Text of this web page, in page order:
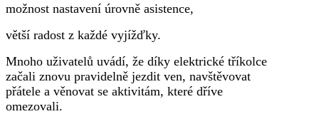
možnost nastavení úrovně asistence,
větší radost z každé vyjížďky.
Mnoho uživatelů uvádí, že díky elektrické tříkolce
začali znovu pravidelně jezdit ven, navštěvovat
přátele a věnovat se aktivitám, které dříve
omezovali.